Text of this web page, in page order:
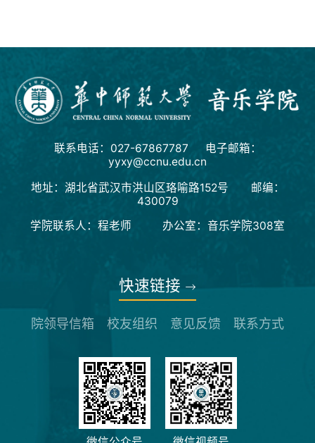
联系电话：027-67867787 电子邮箱：
yyxy@ccnu.edu.cn
地址：湖北省武汉市洪山区珞喻路152号 邮编：
430079
学院联系人：程老师 办公室：音乐学院308室
快速链接
院领导信箱 校友组织 意见反馈 联系方式